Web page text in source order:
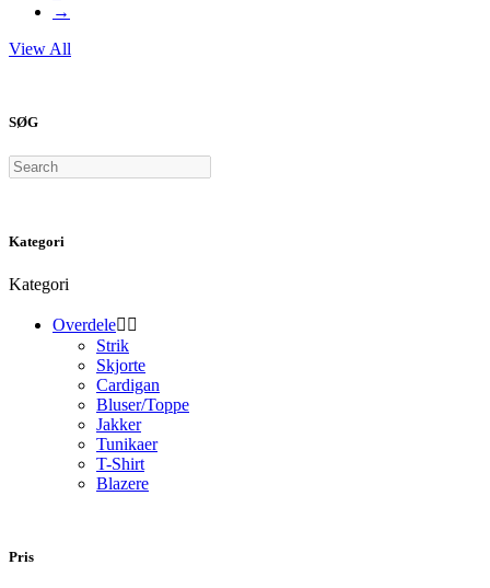
→
View All
SØG
Search
Kategori
Kategori
Overdele 
Strik
Skjorte
Cardigan
Bluser/Toppe
Jakker
Tunikaer
T-Shirt
Blazere
Pris